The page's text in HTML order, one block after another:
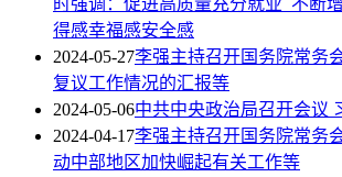
时强调：促进高质量充分就业 不断
得感幸福感安全感
2024-05-27李强主持召开国务院常务
复议工作情况的汇报等
2024-05-06中共中央政治局召开会议
2024-04-17李强主持召开国务院常务
动中部地区加快崛起有关工作等